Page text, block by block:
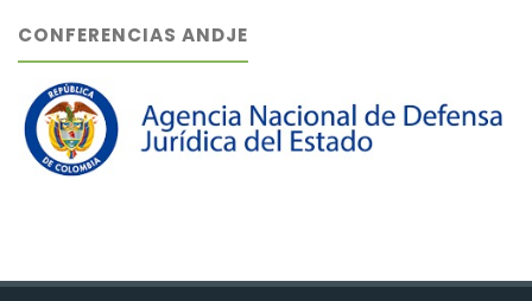
CONFERENCIAS ANDJE